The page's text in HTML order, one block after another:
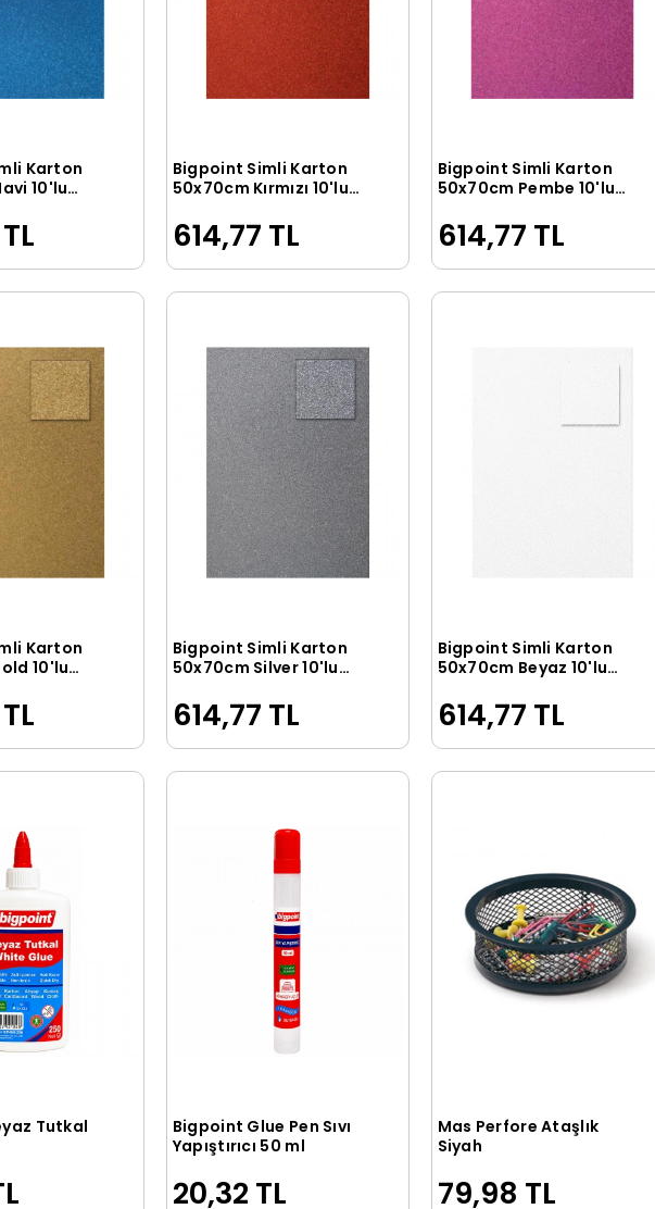
Ekle
Karton
10'lu
Sepete Ekle
Bigpoint Simli Karton
50x70cm Kırmızı 10'lu
614,77 TL
Sepete Ekle
Bigpoint Simli Karton
50x70cm Pembe 10'lu
614,77 TL
Ekle
Karton
10'lu
Sepete Ekle
Bigpoint Simli Karton
50x70cm Silver 10'lu
614,77 TL
Sepete Ekle
Bigpoint Simli Karton
50x70cm Beyaz 10'lu
614,77 TL
Ekle
Tutkal
Sepete Ekle
Bigpoint Glue Pen Sıvı
Yapıştırıcı 50 ml
20,32 TL
Sepete Ekle
Mas Perfore Ataşlık
Siyah
79,98 TL